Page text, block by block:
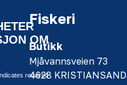
OM
required
Fiskeri
Butikk
Mjåvannsveien 73
4628 KRISTIANSAND